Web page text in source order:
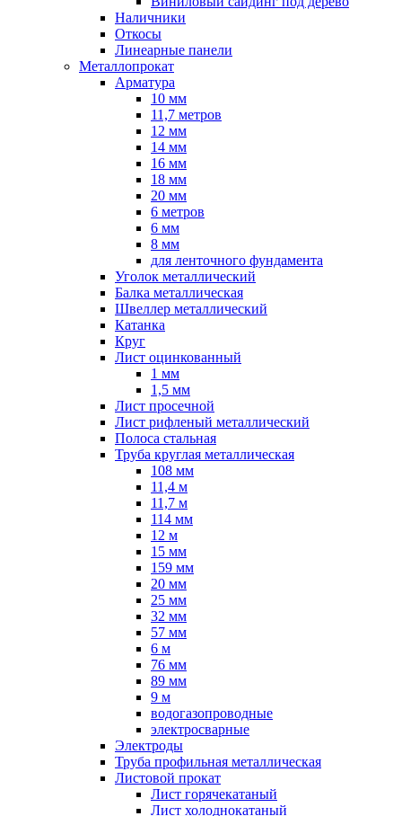
Наличники
Откосы
Линеарные панели
Металлопрокат
Арматура
10 мм
11,7 метров
12 мм
14 мм
16 мм
18 мм
20 мм
6 метров
6 мм
8 мм
для ленточного фундамента
Уголок металлический
Балка металлическая
Швеллер металлический
Катанка
Круг
Лист оцинкованный
1 мм
1,5 мм
Лист просечной
Лист рифленый металлический
Полоса стальная
Труба круглая металлическая
108 мм
11,4 м
11,7 м
114 мм
12 м
15 мм
159 мм
20 мм
25 мм
32 мм
57 мм
6 м
76 мм
89 мм
9 м
водогазопроводные
электросварные
Электроды
Труба профильная металлическая
Листовой прокат
Лист горячекатаный
Лист холоднокатаный